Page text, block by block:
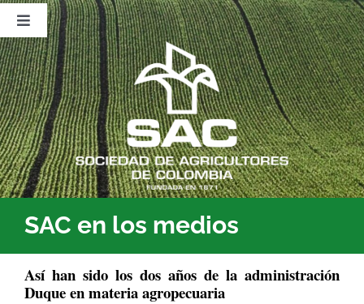
Saltar
contenido
Toggle
Navigation
Nosotros
Publicaciones
Sala de Prensa
Eventos
SAC en los medios
Así han sido los dos años de la administración
Duque en materia agropecuaria